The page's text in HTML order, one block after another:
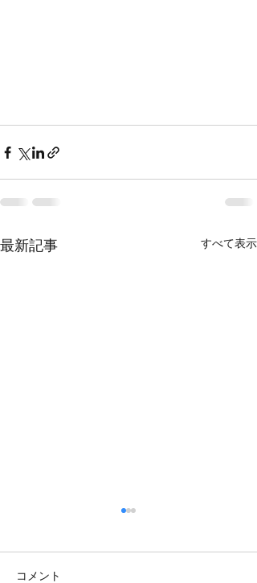
最新記事 すべて表示
コメント